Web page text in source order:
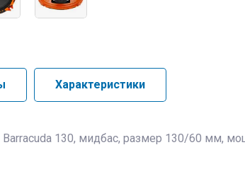
Характеристики
Barracuda 130, мидбас, размер 130/60 мм,